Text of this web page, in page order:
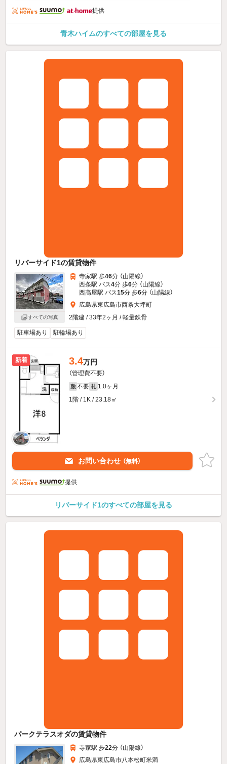
提供
青木ハイムのすべての部屋を見る
リバーサイド1の賃貸物件
すべての写真
寺家駅 歩46分 （山陽線）
西条駅 バス4分 歩6分 （山陽線）
西高屋駅 バス15分 歩6分 （山陽線）
広島県東広島市西条大坪町
2階建 / 33年2ヶ月 / 軽量鉄骨
駐車場あり 駐輪場あり
新着 3.4万円
（管理費不要）
敷 不要 礼 1.0ヶ月
1階 / 1K / 23.18㎡
お問い合わせ （無料）
提供
リバーサイド1のすべての部屋を見る
パークテラスオダの賃貸物件
寺家駅 歩22分 （山陽線）
広島県東広島市八本松町米満